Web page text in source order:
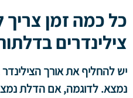
כל כמה זמן צריך
צילינדרים
יש להחליף את אורך
נמצא. לדוגמה, אם הדלת